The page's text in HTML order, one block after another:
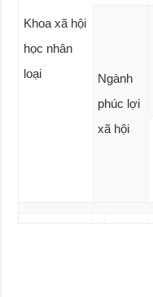
Khoa xã hội
học nhân
loại
Ngành
phúc lợi
xã hội